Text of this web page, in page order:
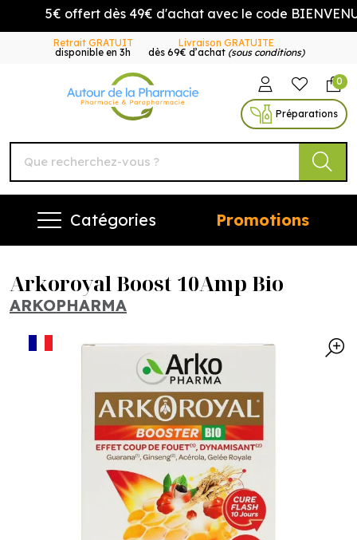
5€ offert dès 49€ d'achat avec le code BIENVENUE5
Retrait GRATUIT
disponible en 3h
Livraison GRATUITE
dès 69€ d’achat (sous conditions)
Autour de la Pharmacie
0
Préparations
Catégories Promotions
Arkoroyal Boost 10Amp Bio
ARKOPHARMA